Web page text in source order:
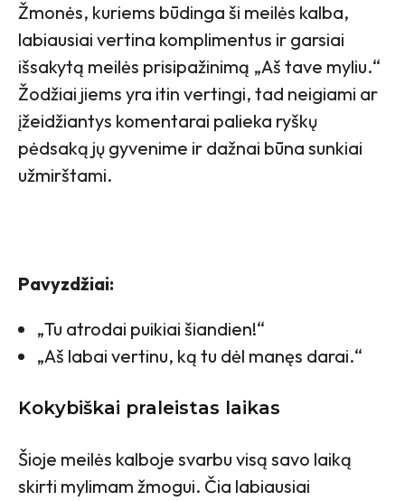
Žmonės, kuriems būdinga ši meilės kalba,
labiausiai vertina komplimentus ir garsiai
išsakytą meilės prisipažinimą „Aš tave myliu.“
Žodžiai jiems yra itin vertingi, tad neigiami ar
įžeidžiantys komentarai palieka ryškų
pėdsaką jų gyvenime ir dažnai būna sunkiai
užmirštami.
Pavyzdžiai:
„Tu atrodai puikiai šiandien!“
„Aš labai vertinu, ką tu dėl manęs darai.“
Kokybiškai praleistas laikas
Šioje meilės kalboje svarbu visą savo laiką
skirti mylimam žmogui. Čia labiausiai